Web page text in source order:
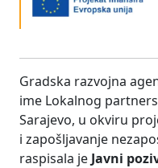
Gradska razvojna
ime Lokalnog
Sarajevo, u okviru
i zapošljavanje
raspisala je Javni